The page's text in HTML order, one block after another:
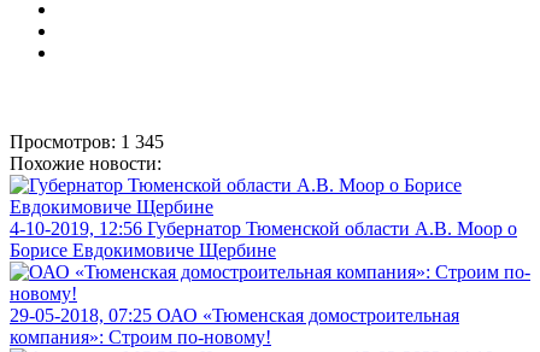
Просмотров: 1 345
Похожие новости:
4-10-2019, 12:56 Губернатор Тюменской области А.В. Моор о
Борисе Евдокимовиче Щербине
29-05-2018, 07:25 ОАО «Тюменская домостроительная
компания»: Строим по-новому!